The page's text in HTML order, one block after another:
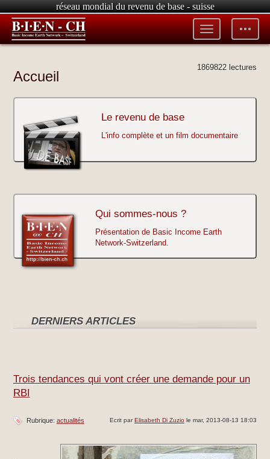
réseau mondial du revenu de base - suisse
Toggle
tools
Toggle
menu
1869822 lectures
Accueil
Le revenu de base
L'info complète et un film documentaire
Qui sommes-nous ?
Présentation de Basic Income Earth
Network-Switzerland.
DERNIERS ARTICLES
Trois tendances qui vont créer une demande pour un
RBI
Ecrit parElisabeth Di Zuzio le mar, 2013-08-13 18:03
Rubrique: actualités